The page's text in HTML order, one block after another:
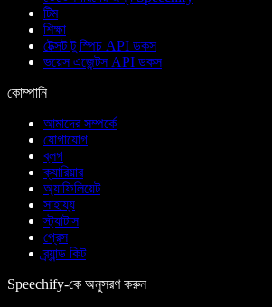
টিম
শিক্ষা
টেক্সট টু স্পিচ API ডকস
ভয়েস এজেন্টস API ডকস
কোম্পানি
আমাদের সম্পর্কে
যোগাযোগ
ব্লগ
ক্যারিয়ার
অ্যাফিলিয়েট
সাহায্য
স্ট্যাটাস
প্রেস
ব্র্যান্ড কিট
Speechify-কে অনুসরণ করুন